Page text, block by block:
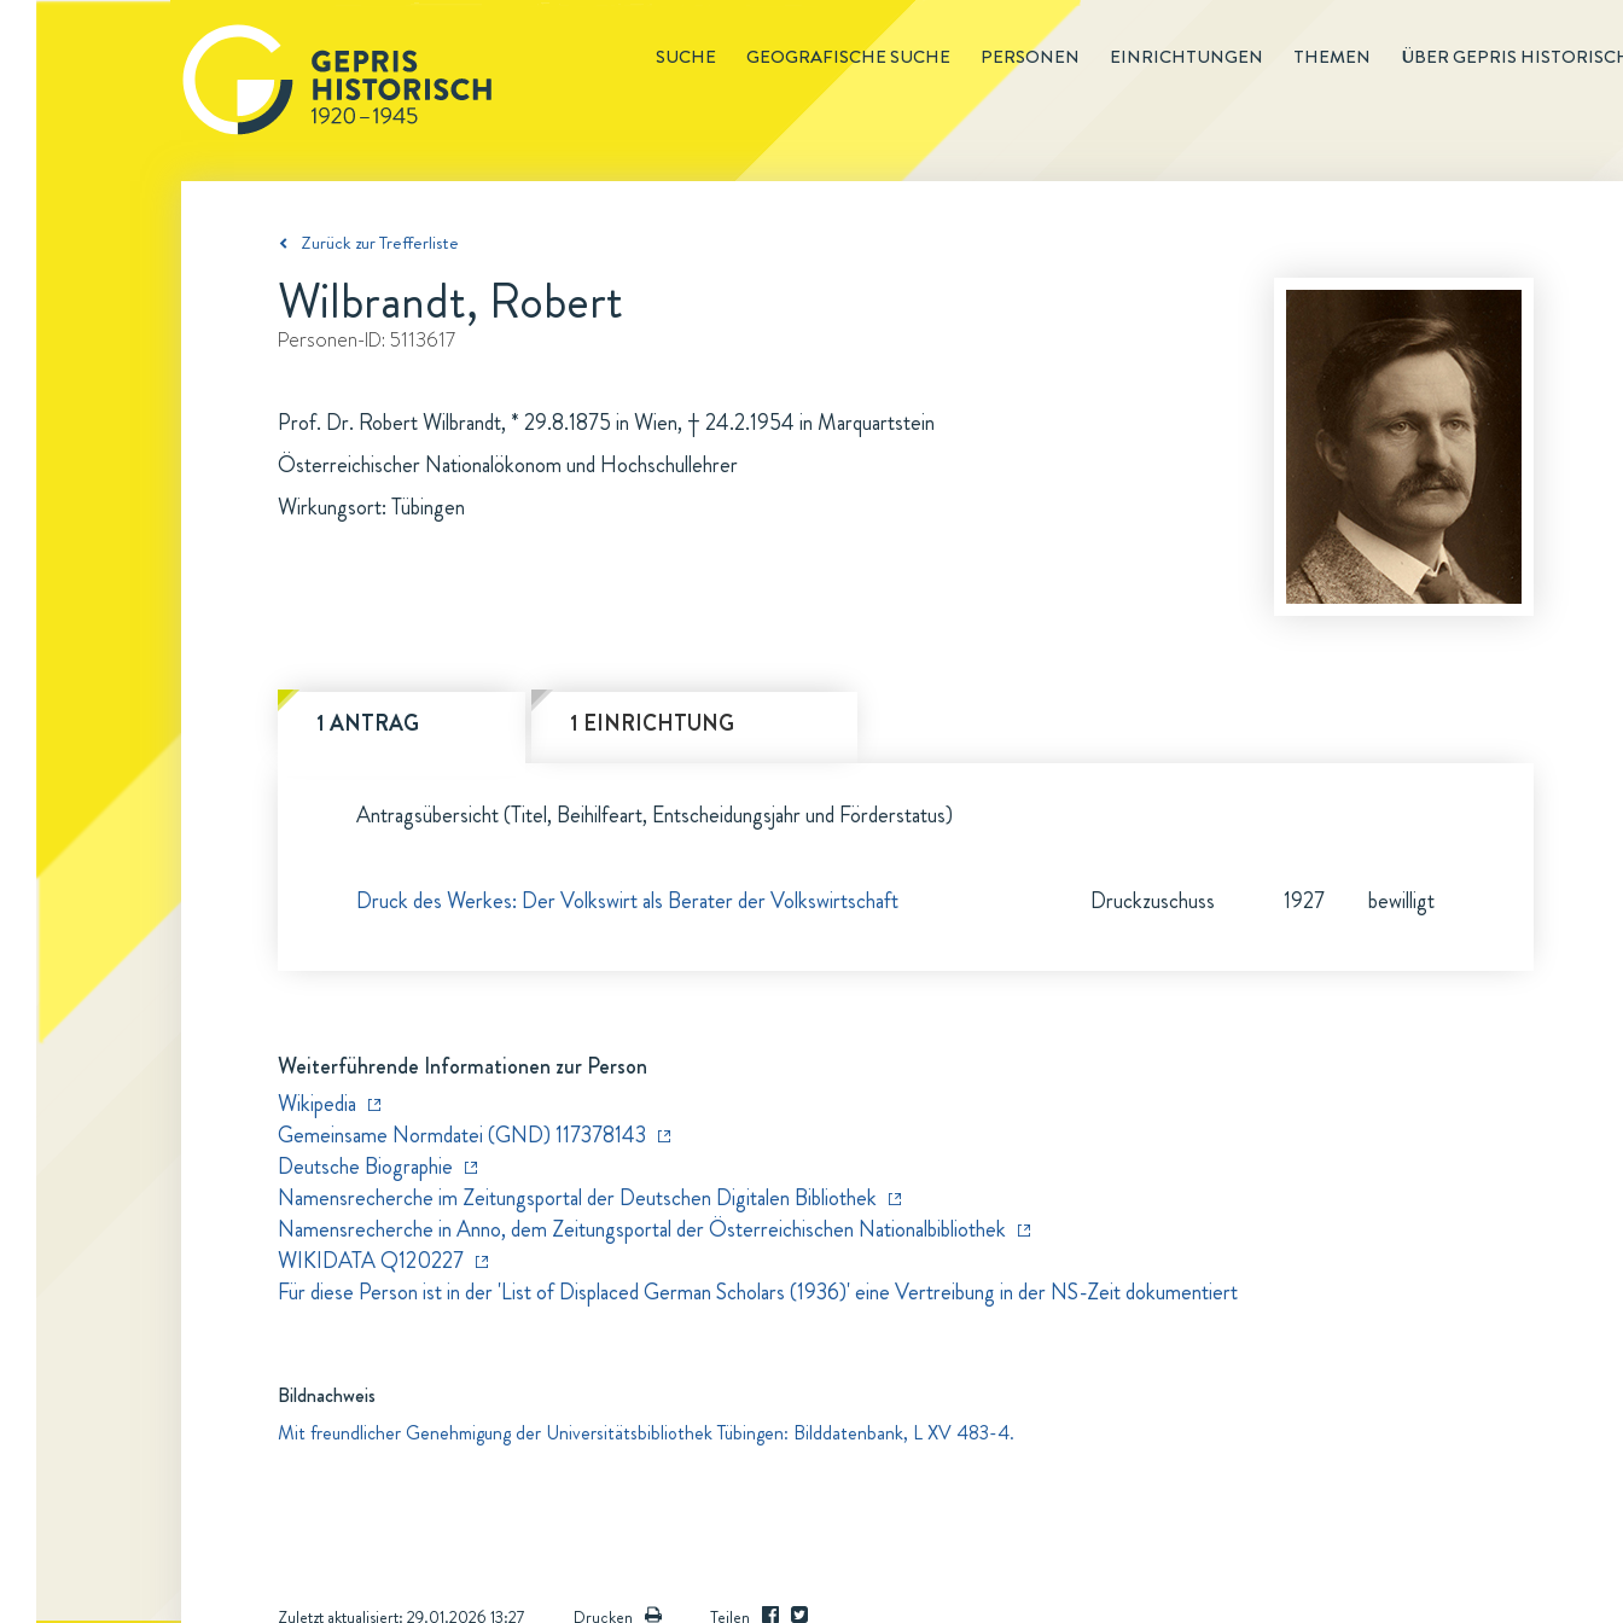
SUCHE GEOGRAFISCHE SUCHE PERSONEN EINRICHTUNGEN THEMEN ÜBER GEPRIS
Zurück zur Trefferliste
Wilbrandt, Robert
Personen-ID: 5113617
Prof. Dr. Robert Wilbrandt, * 29.8.1875 in Wien, † 24.2.1954 in Marquartstein
Österreichischer Nationalökonom und Hochschullehrer
Wirkungsort: Tübingen
1 ANTRAG 1 EINRICHTUNG
Antragsübersicht (Titel, Beihilfeart, Entscheidungsjahr und Förderstatus)
Druck des Werkes: Der Volkswirt als Berater der Volkswirtschaft Druckzuschuss 1927 bewilligt
Weiterführende Informationen zur Person
Wikipedia
Gemeinsame Normdatei (GND) 117378143
Deutsche Biographie
Namensrecherche im Zeitungsportal der Deutschen Digitalen Bibliothek
Namensrecherche in Anno, dem Zeitungsportal der Österreichischen Nationalbibliothek
WIKIDATA Q120227
Für diese Person ist in der 'List of Displaced German Scholars (1936)' eine Vertreibung in der NS-Zeit dokumentiert
Bildnachweis
Mit freundlicher Genehmigung der Universitätsbibliothek Tübingen: Bilddatenbank, L XV 483-4.
Zuletzt aktualisiert: 29.01.2026 13:27 Drucken Teilen